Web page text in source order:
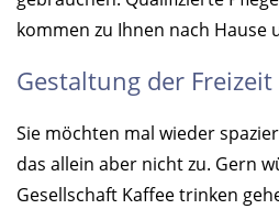
kommen zu Ihnen nach Hause
Gestaltung der Freizeit
Sie möchten mal wieder
das allein aber nicht zu. Gern
Gesellschaft Kaffee trinken